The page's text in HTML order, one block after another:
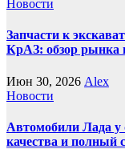
Новости
Запчасти к
КрАЗ: обзор рынка
Июн 30, 2026 Alex
Новости
Автомобили Лада у
качества и полный